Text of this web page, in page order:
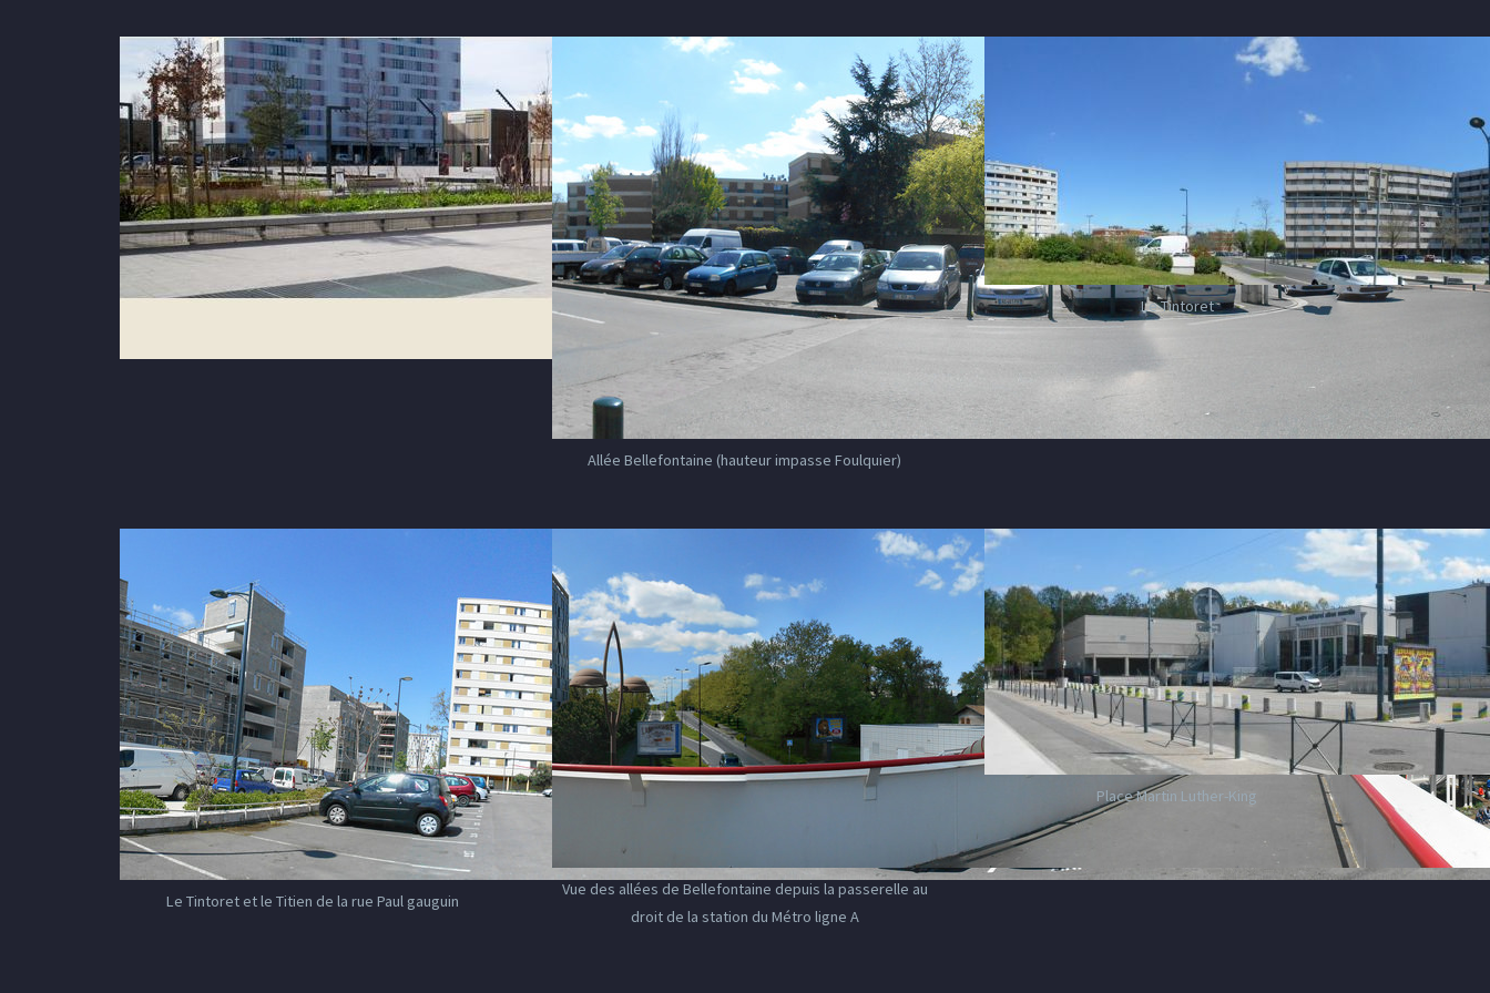
Allée Bellefontaine (hauteur impasse Foulquier)
Le Tintoret
Le Tintoret et le Titien de la rue Paul gauguin
Vue des allées de Bellefontaine depuis la passerelle au
droit de la station du Métro ligne A
Place Martin Luther-King